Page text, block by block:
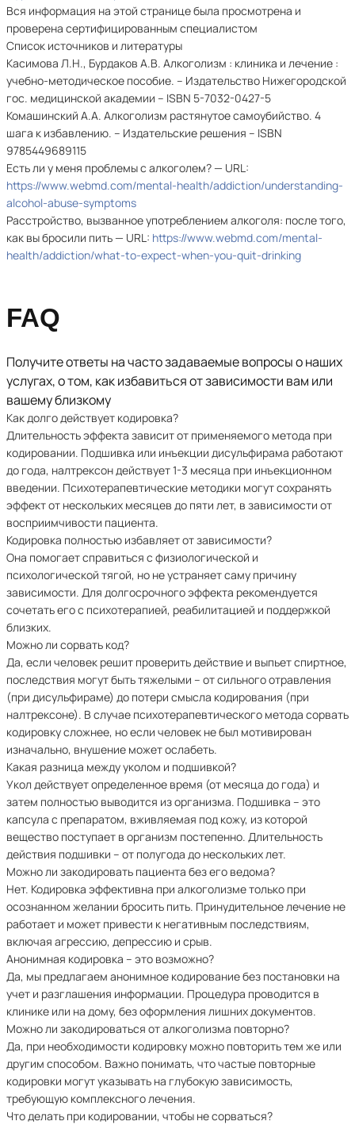
Вся информация на этой странице была просмотрена и
проверена сертифицированным специалистом
Список источников и литературы
Касимова Л.Н., Бурдаков А.В. Алкоголизм : клиника и лечение :
учебно-методическое пособие. – Издательство Нижегородской
гос. медицинской академии – ISBN 5-7032-0427-5
Комашинский А.А. Алкоголизм растянутое самоубийство. 4
шага к избавлению. – Издательские решения – ISBN
9785449689115
Есть ли у меня проблемы с алкоголем? — URL:
https://www.webmd.com/mental-health/addiction/understanding-
alcohol-abuse-symptoms
Расстройство, вызванное употреблением алкоголя: после того,
как вы бросили пить — URL: https://www.webmd.com/mental-
health/addiction/what-to-expect-when-you-quit-drinking
FAQ
Получите ответы на часто задаваемые вопросы о наших
услугах, о том, как избавиться от зависимости вам или
вашему близкому
Как долго действует кодировка?
Длительность эффекта зависит от применяемого метода при
кодировании. Подшивка или инъекции дисульфирама работают
до года, налтрексон действует 1-3 месяца при инъекционном
введении. Психотерапевтические методики могут сохранять
эффект от нескольких месяцев до пяти лет, в зависимости от
восприимчивости пациента.
Кодировка полностью избавляет от зависимости?
Она помогает справиться с физиологической и
психологической тягой, но не устраняет саму причину
зависимости. Для долгосрочного эффекта рекомендуется
сочетать его с психотерапией, реабилитацией и поддержкой
близких.
Можно ли сорвать код?
Да, если человек решит проверить действие и выпьет спиртное,
последствия могут быть тяжелыми – от сильного отравления
(при дисульфираме) до потери смысла кодирования (при
налтрексоне). В случае психотерапевтического метода сорвать
кодировку сложнее, но если человек не был мотивирован
изначально, внушение может ослабеть.
Какая разница между уколом и подшивкой?
Укол действует определенное время (от месяца до года) и
затем полностью выводится из организма. Подшивка – это
капсула с препаратом, вживляемая под кожу, из которой
вещество поступает в организм постепенно. Длительность
действия подшивки – от полугода до нескольких лет.
Можно ли закодировать пациента без его ведома?
Нет. Кодировка эффективна при алкоголизме только при
осознанном желании бросить пить. Принудительное лечение не
работает и может привести к негативным последствиям,
включая агрессию, депрессию и срыв.
Анонимная кодировка – это возможно?
Да, мы предлагаем анонимное кодирование без постановки на
учет и разглашения информации. Процедура проводится в
клинике или на дому, без оформления лишних документов.
Можно ли закодироваться от алкоголизма повторно?
Да, при необходимости кодировку можно повторить тем же или
другим способом. Важно понимать, что частые повторные
кодировки могут указывать на глубокую зависимость,
требующую комплексного лечения.
Что делать при кодировании, чтобы не сорваться?